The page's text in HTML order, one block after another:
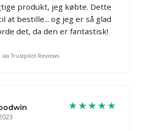
produkt, jeg købte. Dette
at bestille... og jeg er så glad
det, da den er fantastisk!
via Trustpilot Reviews
★★★★★